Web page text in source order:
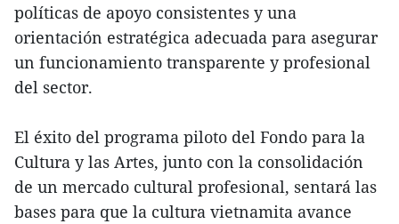
políticas de apoyo consistentes y una
orientación estratégica adecuada para asegurar
un funcionamiento transparente y profesional
del sector.
El éxito del programa piloto del Fondo para la
Cultura y las Artes, junto con la consolidación
de un mercado cultural profesional, sentará las
bases para que la cultura vietnamita avance